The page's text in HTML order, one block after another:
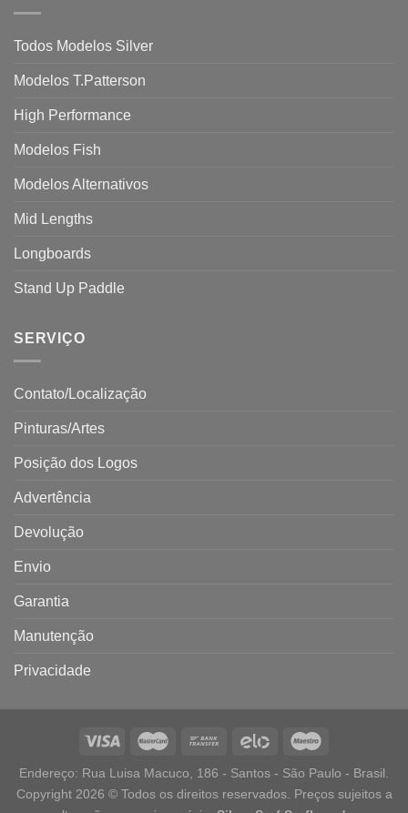
Todos Modelos Silver
Modelos T.Patterson
High Performance
Modelos Fish
Modelos Alternativos
Mid Lengths
Longboards
Stand Up Paddle
SERVIÇO
Contato/Localização
Pinturas/Artes
Posição dos Logos
Advertência
Devolução
Envio
Garantia
Manutenção
Privacidade
Endereço: Rua Luisa Macuco, 186 - Santos - São Paulo - Brasil.
Copyright 2026 © Todos os direitos reservados. Preços sujeitos a